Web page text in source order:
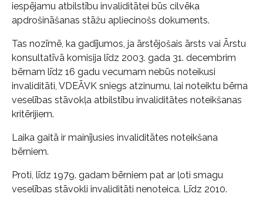
iespējamu atbilstību invaliditātei būs cilvēka
apdrošināšanas stāžu apliecinošs dokuments.
Tas nozīmē, ka gadījumos, ja ārstējošais ārsts vai Ārstu
konsultatīvā komisija līdz 2003. gada 31. decembrim
bērnam līdz 16 gadu vecumam nebūs noteikusi
invaliditāti, VDEĀVK sniegs atzinumu, lai noteiktu bērna
veselības stāvokļa atbilstību invaliditātes noteikšanas
kritērijiem.
Laika gaitā ir mainījusies invaliditātes noteikšana
bērniem.
Proti, līdz 1979. gadam bērniem pat ar ļoti smagu
veselības stāvokli invaliditāti nenoteica. Līdz 2010.